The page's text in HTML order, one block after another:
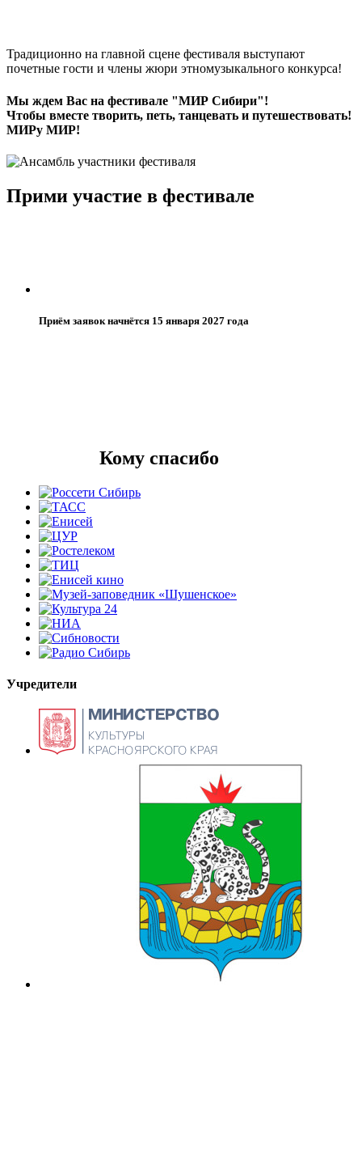
Традиционно на главной сцене фестиваля выступают
почетные гости и члены жюри этномузыкального конкурса!
Мы ждем Вас на фестивале "МИР Сибири"!
Чтобы вместе творить, петь, танцевать и путешествовать!
МИРу МИР!
Прими участие в фестивале
Приём заявок начнётся 15 января 2027 года
Кому спасибо
Учредители